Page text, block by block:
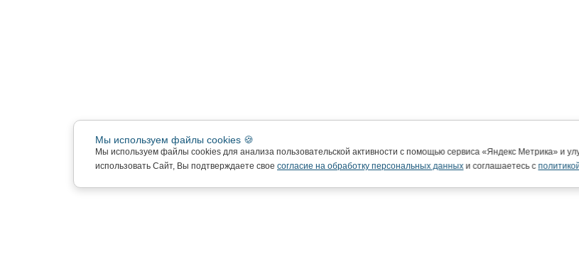
Мы используем файлы cookies 🍪
Мы используем файлы cookies для анализа пользовательской активности с помощью сервиса «Яндекс Метрика» и
использовать Сайт, Вы подтверждаете своесогласие на обработку персональных данныхи соглашаетесь с